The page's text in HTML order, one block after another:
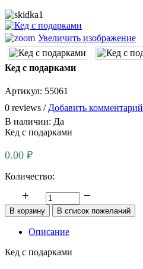
Увеличить изображение
Кед с подарками
Артикул: 55061
0 reviews / Добавить комментарий
В наличии: Да
Кед с подарками
0.00 ₽
Количество:
Описание
Кед с подарками